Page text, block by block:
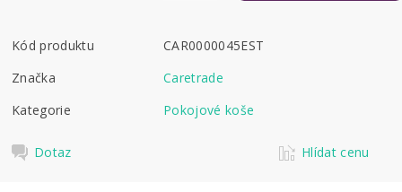
Kód produktu
CAR0000045EST
Značka
Caretrade
Kategorie
Pokojové koše
Dotaz Hlídat cenu